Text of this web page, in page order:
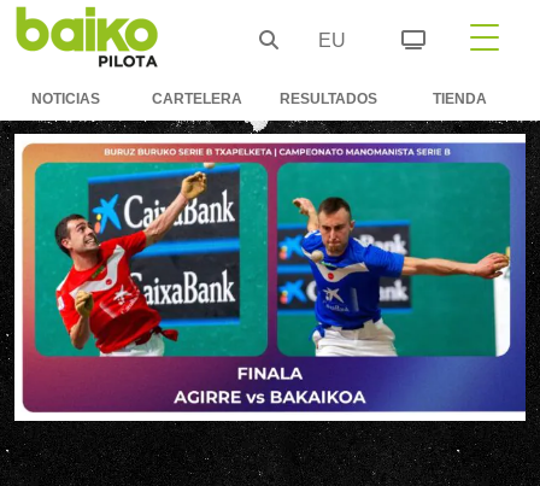
EU
NOTICIAS CARTELERA RESULTADOS TIENDA